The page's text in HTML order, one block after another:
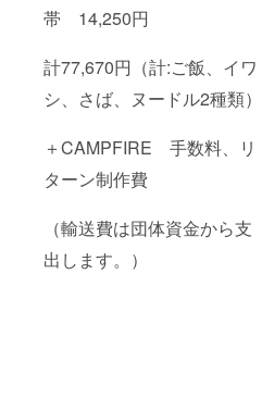
帯 14,250円
計77,670円（計:ご飯、イワ
シ、さば、ヌードル2種類）
＋CAMPFIRE 手数料、リ
ターン制作費
（輸送費は団体資金から支
出します。）